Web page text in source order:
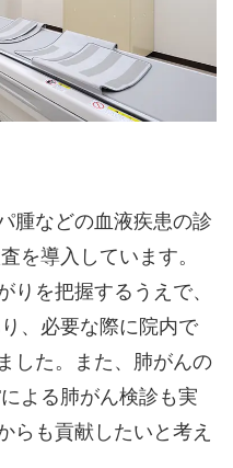
腫などの血液疾患の診
を導入しています。
りを把握するうえで、
、必要な際に院内で
した。また、肺がんの
よる肺がん検診も実
らも貢献したいと考え